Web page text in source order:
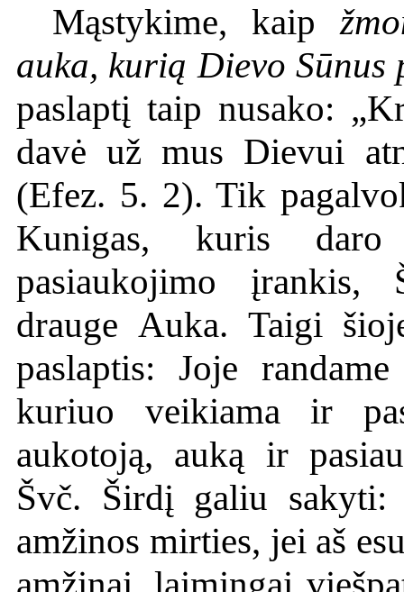
Mąstykime, kaip
auka, kurią Dievo Sūnus
paslaptį taip nusako:
davė už mus Dievui
(Efez. 5. 2). Tik
Kunigas, kuris
pasiaukojimo
drauge Auka. Taigi
paslaptis: Joje
kuriuo veikiama ir
aukotoją, auką ir
Švč. Širdį galiu
amžinos mirties, jei aš